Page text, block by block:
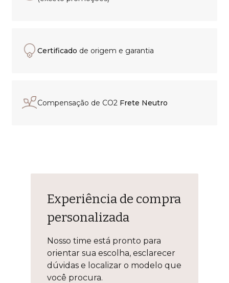
Certificado de origem e garantia
Compensação de CO2 Frete Neutro
Experiência de compra
personalizada
Nosso time está pronto para
orientar sua escolha, esclarecer
dúvidas e localizar o modelo que
você procura.